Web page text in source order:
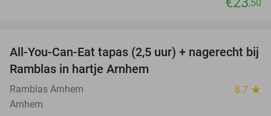
,50
34%
All-You-Can-Eat tapas (2,5 uur) + nagerecht bij
Ramblas in hartje Arnhem
Ramblas Arnhem 8.7 star
Arnhem